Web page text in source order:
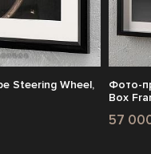
Steering Wheel,
Фото-
Box
57